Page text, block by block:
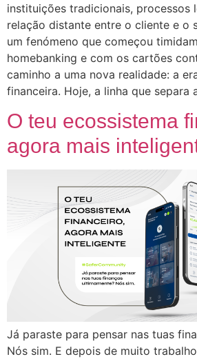
instituições tradicionais, processos
relação distante entre o cliente e o
um fenómeno que começou
homebanking e com os cartões
caminho a uma nova realidade: a
financeira. Hoje, a linha que separa
O teu ecossistema
agora mais
Já paraste para pensar nas tuas
Nós sim. E depois de muito